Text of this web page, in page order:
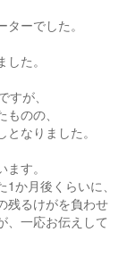
ーでした。
た。
が、
のの、
なりました。
す。
か月後くらいに、
残るけがを負わせ
、一応お伝えして